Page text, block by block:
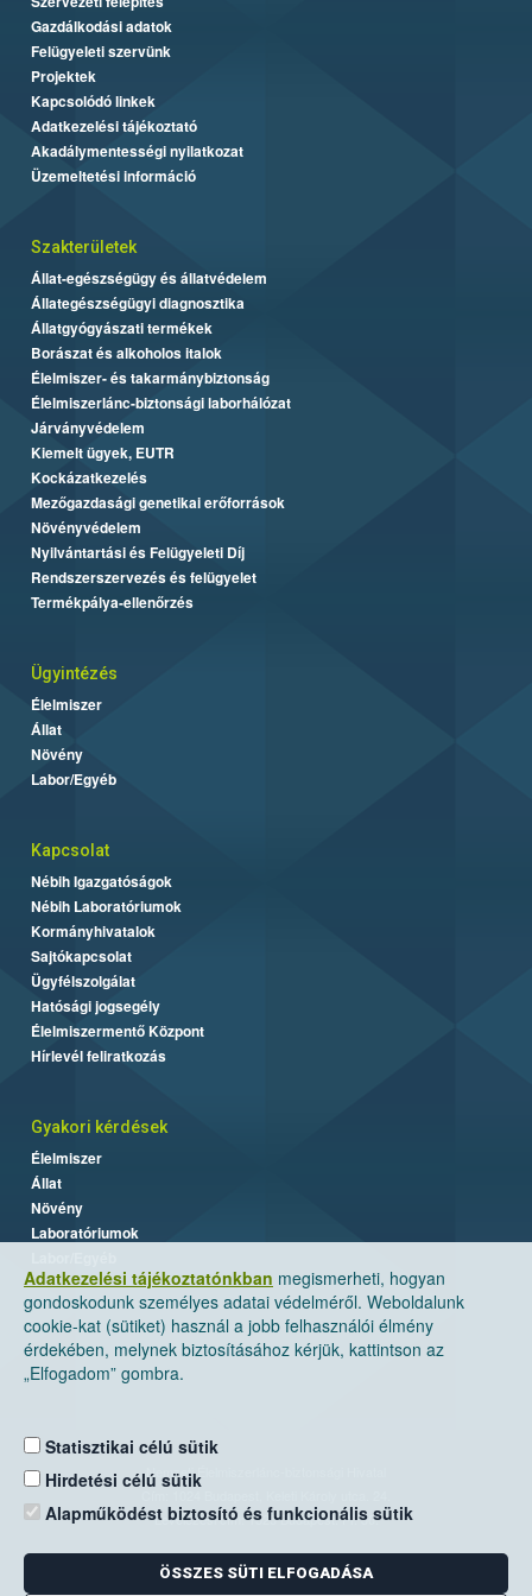
Adatkezelési tájékoztatónkban megismerheti, hogyan
gondoskodunk személyes adatai védelméről. Weboldalunk
cookie-kat (sütiket) használ a jobb felhasználói élmény
érdekében, melynek biztosításához kérjük, kattintson az
„Elfogadom” gombra.
Statisztikai célú sütik
Hirdetési célú sütik
Alapműködést biztosító és funkcionális sütik
ÖSSZES SÜTI ELFOGADÁSA
Gazdálkodási adatok
Felügyeleti szervünk
Projektek
Kapcsolódó linkek
Adatkezelési tájékoztató
Akadálymentességi nyilatkozat
Üzemeltetési információ
Szakterületek
Állat-egészségügy és állatvédelem
Állategészségügyi diagnosztika
Állatgyógyászati termékek
Borászat és alkoholos italok
Élelmiszer- és takarmánybiztonság
Élelmiszerlánc-biztonsági laborhálózat
Járványvédelem
Kiemelt ügyek, EUTR
Kockázatkezelés
Mezőgazdasági genetikai erőforrások
Növényvédelem
Nyilvántartási és Felügyeleti Díj
Rendszerszervezés és felügyelet
Termékpálya-ellenőrzés
Ügyintézés
Élelmiszer
Állat
Növény
Labor/Egyéb
Kapcsolat
Nébih Igazgatóságok
Nébih Laboratóriumok
Kormányhivatalok
Sajtókapcsolat
Ügyfélszolgálat
Hatósági jogsegély
Élelmiszermentő Központ
Hírlevél feliratkozás
Gyakori kérdések
Élelmiszer
Állat
Növény
Laboratóriumok
Nemzeti Élelmiszerlánc-biztonsági Hivatal
Levelezési cím: 1525 Budapest. Pf. 30.
E-mail:ugyfelszolgalat@nebih.gov.hu